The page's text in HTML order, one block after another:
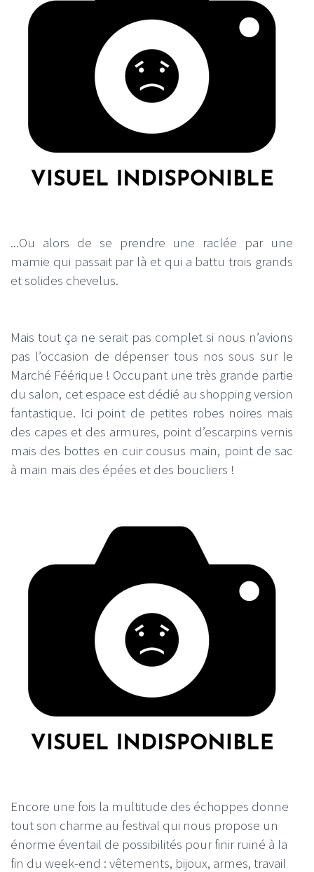
...Ou alors de se prendre une raclée par une
mamie qui passait par là et qui a battu trois grands
et solides chevelus.
Mais tout ça ne serait pas complet si nous n’avions
pas l’occasion de dépenser tous nos sous sur le
Marché Féérique ! Occupant une très grande partie
du salon, cet espace est dédié au shopping version
fantastique. Ici point de petites robes noires mais
des capes et des armures, point d’escarpins vernis
mais des bottes en cuir cousus main, point de sac
à main mais des épées et des boucliers !
Encore une fois la multitude des échoppes donne
tout son charme au festival qui nous propose un
énorme éventail de possibilités pour finir ruiné à la
fin du week-end : vêtements, bijoux, armes, travail